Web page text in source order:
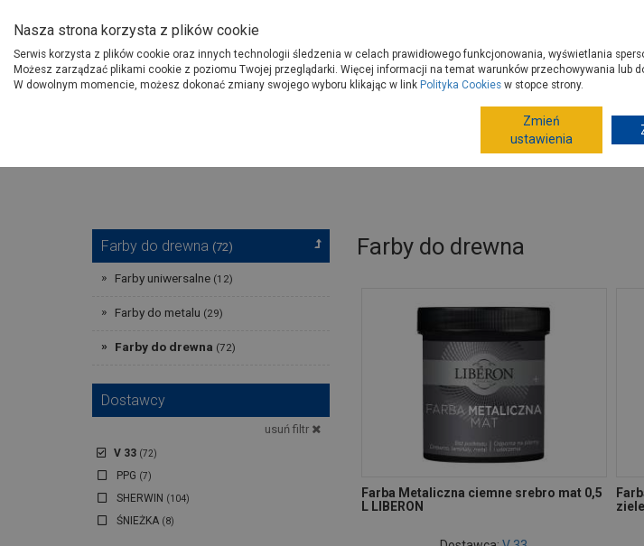
Produkty
O Grupie PSB
Gdzie kupisz Porady
Farby ogólnego
Farby do drewna (72)
Farby uniwersalne (12)
Farby do metalu (29)
Farby do drewna (72)
Dostawcy
usuń filtr
V 33 (72)
PPG (7)
SHERWIN (104)
ŚNIEŻKA (8)
Farby do drewna
Farba Metaliczna ciemne srebro mat 0,5
L LIBERON
Nasza strona korzysta z plików cookie
Serwis korzysta z plików cookie oraz innych technologii śledzenia w celach prawidłowego funkcjonowania, wyświetlania
Możesz zarządzać plikami cookie z poziomu Twojej przeglądarki. Więcej informacji na temat warunków przechowywania lub
W dowolnym momencie, możesz dokonać zmiany swojego wyboru klikając w link Polityka Cookies w stopce strony.
Zmień
ustawienia